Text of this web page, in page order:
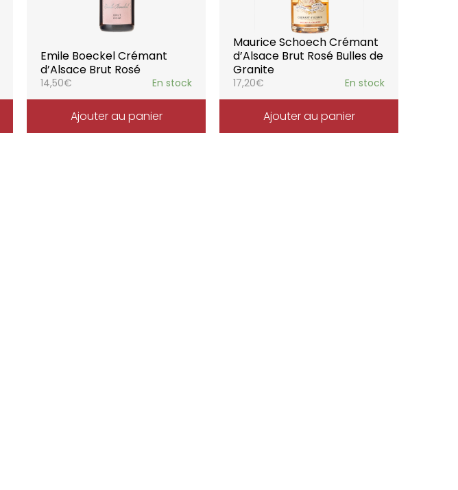
Emile Boeckel Crémant
d’Alsace Brut Rosé
14,50€ En stock
Ajouter au panier
Maurice Schoech Crémant
d’Alsace Brut Rosé Bulles de
Granite
17,20€ En stock
Ajouter au panier